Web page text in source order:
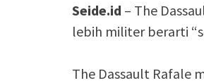
Seide.id – The
lebih militer berarti
The Dassault Rafale